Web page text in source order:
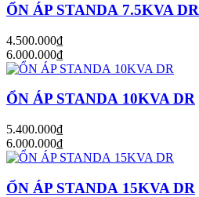
ỔN ÁP STANDA 7.5KVA DR
4.500.000₫
6.000.000₫
ỔN ÁP STANDA 10KVA DR
5.400.000₫
6.000.000₫
ỔN ÁP STANDA 15KVA DR